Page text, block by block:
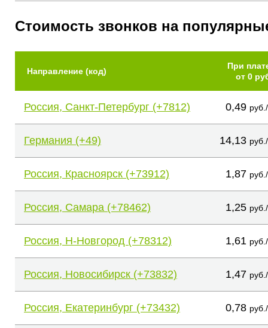
Стоимость звонков на
Направление (код)
При
от 0
Россия, Санкт-Петербург (+7812) 0,49
Германия (+49) 14,13
Россия, Красноярск (+73912) 1,87
Россия, Самара (+78462) 1,25
Россия, Н-Новгород (+78312) 1,61
Россия, Новосибирск (+73832) 1,47
Россия, Екатеринбург (+73432) 0,78